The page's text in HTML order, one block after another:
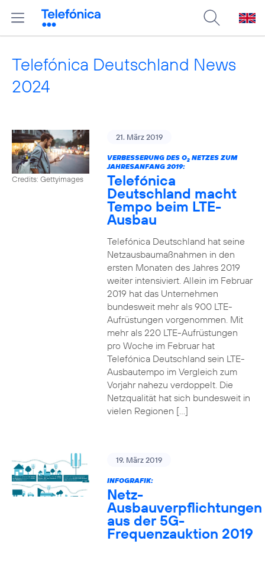
Telefónica Deutschland News
2024
Credits: Gettyimages
21. März 2019
VERBESSERUNG DES O2NETZES ZUM
JAHRESANFANG 2019:
Telefónica
Deutschland macht
Tempo beim LTE-
Ausbau
Telefónica Deutschland hat seine
Netzausbaumaßnahmen in den
ersten Monaten des Jahres 2019
weiter intensiviert. Allein im Februar
2019 hat das Unternehmen
bundesweit mehr als 900 LTE-
Aufrüstungen vorgenommen. Mit
mehr als 220 LTE-Aufrüstungen
pro Woche im Februar hat
Telefónica Deutschland sein LTE-
Ausbautempo im Vergleich zum
Vorjahr nahezu verdoppelt. Die
Netzqualität hat sich bundesweit in
vielen Regionen […]
19. März 2019
INFOGRAFIK:
Netz-
Ausbauverpflichtungen
aus der 5G-
Frequenzauktion 2019